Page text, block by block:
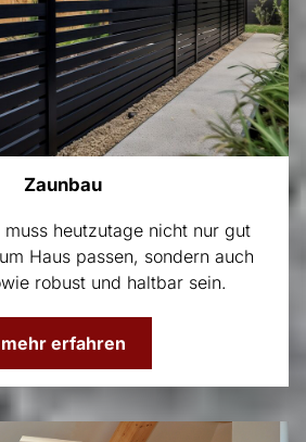
Zaunbau
muss heutzutage nicht nur gut
Haus passen, sondern auch
robust und haltbar sein.
mehr erfahren